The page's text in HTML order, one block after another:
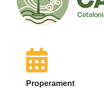
Properament